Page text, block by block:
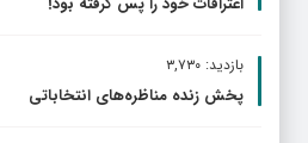
بازدید: ۳,۷۳۰
پخش زنده مناظره‌های انتخاباتی